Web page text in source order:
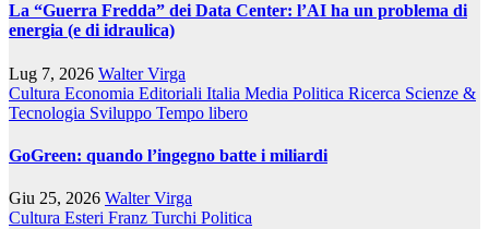
La “Guerra Fredda” dei Data Center: l’AI ha un problema di
energia (e di idraulica)
Lug 7, 2026 Walter Virga
Cultura Economia Editoriali Italia Media Politica Ricerca Scienze &
Tecnologia Sviluppo Tempo libero
GoGreen: quando l’ingegno batte i miliardi
Giu 25, 2026 Walter Virga
Cultura Esteri Franz Turchi Politica